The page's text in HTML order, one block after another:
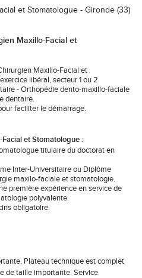
et Stomatologue - Gironde (33)
Maxillo-Facial et
Maxillo-Facial et
libéral, secteur 1 ou 2
- Orthopédie dento-maxillo-faciale
dentaire.
faciliter le démarrage.
et Stomatologue :
titulaire du doctorat en
Inter-Universitaire ou Diplôme
maxilo-faciale et stomatologie.
première expérience en service de
polyvalente.
obligatoire.
Plateau technique est complet
de taille importante. Service